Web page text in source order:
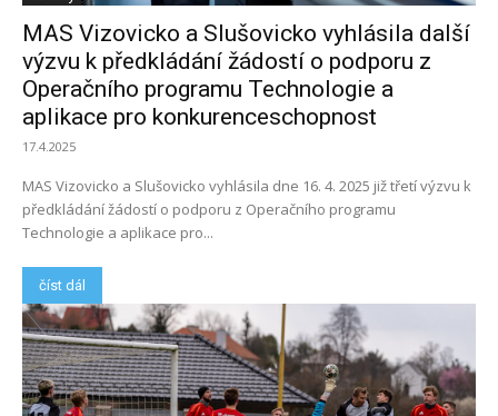
MAS Vizovicko a Slušovicko vyhlásila další
výzvu k předkládání žádostí o podporu z
Operačního programu Technologie a
aplikace pro konkurenceschopnost
17.4.2025
MAS Vizovicko a Slušovicko vyhlásila dne 16. 4. 2025 již třetí výzvu k
předkládání žádostí o podporu z Operačního programu
Technologie a aplikace pro...
číst dál